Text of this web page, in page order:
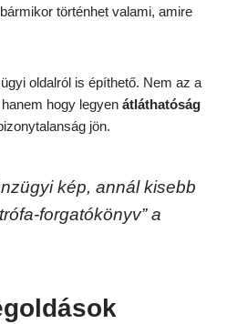
történhet valami, amire
oldalról is építhető. Nem az a
hogy legyen átláthatóság
jön.
kép, annál kisebb
forgatókönyv” a